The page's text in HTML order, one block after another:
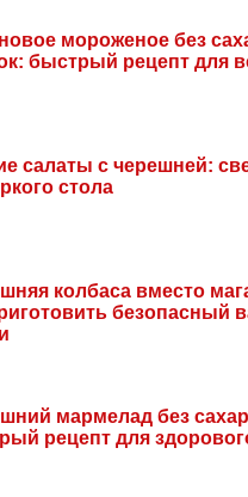
мороженое без
быстрый рецепт для
салаты с черешней:
стола
колбаса вместо
безопасный
мармелад без
рецепт для